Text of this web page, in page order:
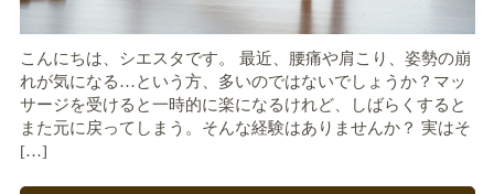
こんにちは、シエスタです。 最近、腰痛や肩こり、姿勢の崩
れが気になる…という方、多いのではないでしょうか？マッ
サージを受けると一時的に楽になるけれど、しばらくすると
また元に戻ってしまう。そんな経験はありませんか？ 実はそ
[…]